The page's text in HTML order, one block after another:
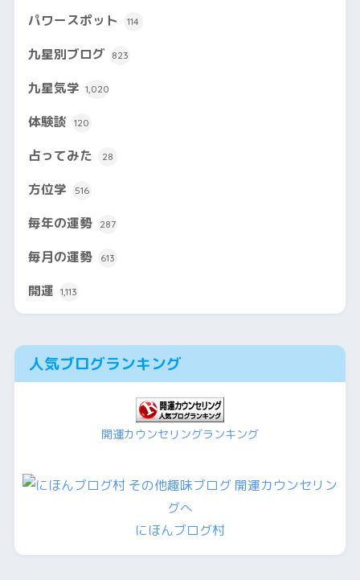
パワースポット 114
九星別ブログ 823
九星気学 1,020
体験談 120
占ってみた 28
方位学 516
毎年の運勢 287
毎月の運勢 613
開運 1,113
人気ブログランキング
開運カウンセリングランキング
にほんブログ村